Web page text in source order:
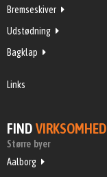
Bremseskiver
Udstødning
Bagklap
Links
FIND VIRKSOMHED
Større byer
Aalborg